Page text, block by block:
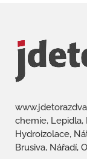
chemie, Lepidla,
Hydroizolace,
Brusiva, Nářadí,